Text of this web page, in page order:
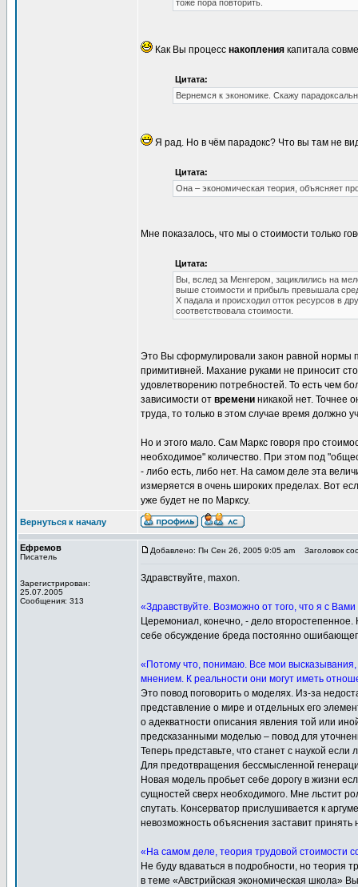
тоже пора повторить.
Как Вы процесс накопления капитала
Цитата:
Вернемся к экономике. Скажу
Я рад. Но в чём парадокс? Что вы там не
Цитата:
Она – экономическая теория, объясняет
Мне показалось, что мы о стоимости только
Цитата:
Вы, вслед за Менгером, зациклились на
выше стоимости и прибыль превышала
Х падала и происходил отток ресурсов в
соответствовала стоимости.
Это Вы сформулировали закон равной нормы
примитивней. Махание руками не приносит
удовлетворению потребностей. То есть чем
зависимости от времени никакой нет. Точнее
труда, то только в этом случае время должно
Но и этого мало. Сам Маркс говоря про
необходимое" количество. При этом под
- либо есть, либо нет. На самом деле эта
измеряется в очень широких пределах. Вот
уже будет не по Марксу.
Вернуться к началу
Ефремов
Писатель
Зарегистрирован:
25.07.2005
Сообщения: 313
Добавлено: Пн Сен 26, 2005 9:05 am Заголовок
Здравствуйте, maxon.
«Здравствуйте. Возможно от того, что я с
Церемониал, конечно, - дело второстепенное.
себе обсуждение бреда постоянно
«Потому что, понимаю. Все мои
мнением. К реальности они могут иметь
Это повод поговорить о моделях. Из-за
представление о мире и отдельных его
о адекватности описания явления той или
предсказанными моделью – повод для
Теперь представьте, что станет с наукой
Для предотвращения бессмысленной
Новая модель пробьет себе дорогу в жизни
сущностей сверх необходимого. Мне льстит
спутать. Консерватор прислушивается к
невозможность объяснения заставит
«На самом деле, теория трудовой стоимости
Не буду вдаваться в подробности, но теория
в теме «Австрийская экономическая школа»